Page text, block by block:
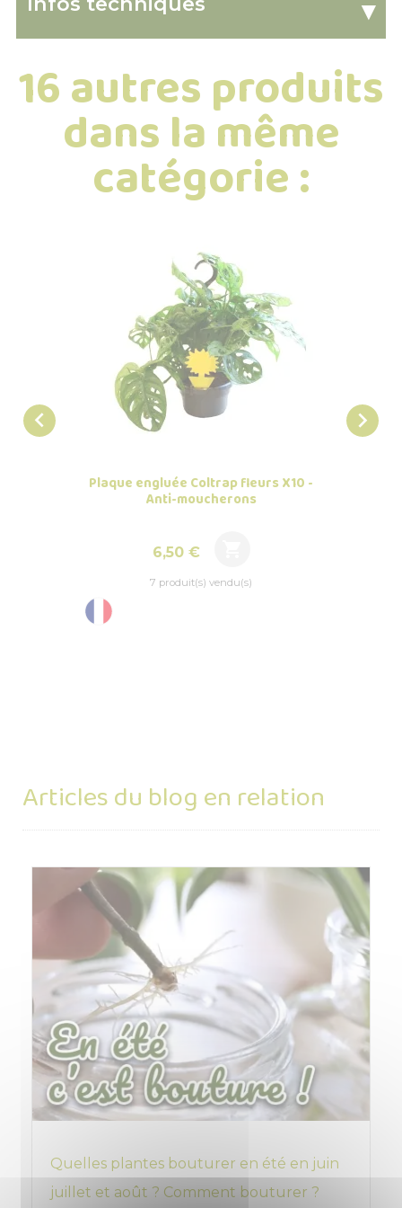
▾
16 autres produits
dans la même
catégorie :

Plaque engluée Coltrap fleurs X10 -
Anti-moucherons
Prix
6,50 €
7 produit(s) vendu(s)

Articles du blog en relation
Quelles plantes bouturer en été en juin
juillet et août ? Comment bouturer ?